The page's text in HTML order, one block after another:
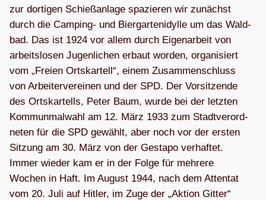
zur dor­ti­gen Schieß­an­lage spa­zie­ren wir zunächst
durch die Cam­ping- und Bier­gar­ten­idylle um das Wald­
bad. Das ist 1924 vor allem durch Eigen­ar­beit von
arbeits­lo­sen Jugenli­chen erbaut wor­den, orga­ni­siert
vom „Freien Orts­kar­tell“, einem Zusam­men­schluss
von Arbei­ter­ver­ei­nen und der SPD. Der Vor­sit­zende
des Orts­kar­tells, Peter Baum, wurde bei der letz­ten
Kom­mun­mal­wahl am 12. März 1933 zum Stadt­ver­ord­
ne­ten für die SPD gewählt, aber noch vor der ers­ten
Sit­zung am 30. März von der Gestapo ver­haf­tet.
Immer wie­der kam er in der Folge für meh­rere
Wochen in Haft. Im August 1944, nach dem Atten­tat
vom 20. Juli auf Hit­ler, im Zuge der „Aktion Git­ter“